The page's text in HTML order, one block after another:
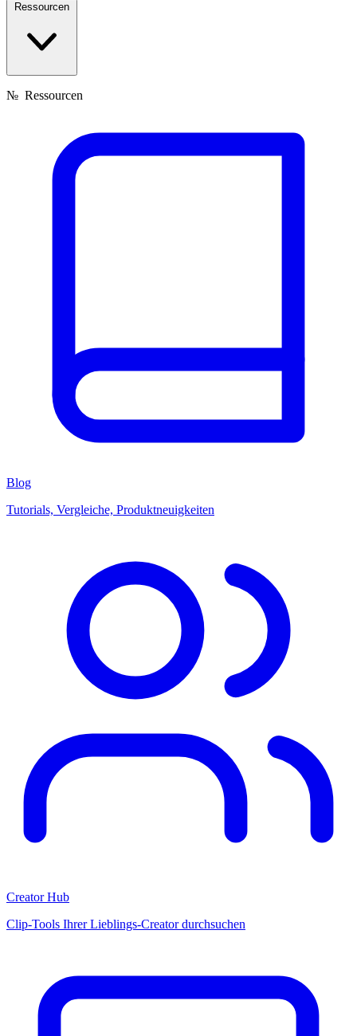
Ressourcen
№ Ressourcen
Blog
Tutorials, Vergleiche, Produktneuigkeiten
Creator Hub
Clip-Tools Ihrer Lieblings-Creator durchsuchen